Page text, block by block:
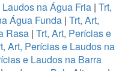
na Água Fria | Trt,
Água Funda| Trt, Art,
Rasa | Trt, Art, Perícias e
Art, Perícias e Laudos na
e Laudos na Barra